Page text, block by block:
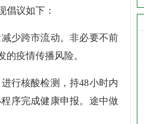
倡议如下：
少跨市流动。非必要不前
疫情传播风险。
行核酸检测，持48小时内
序完成健康申报。途中做